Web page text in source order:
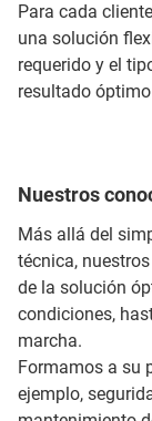
Para cada
una solución
requerido y el
resultado
Nuestros
Más allá del
técnica,
de la solución
condiciones,
marcha.
Formamos a su
ejemplo,